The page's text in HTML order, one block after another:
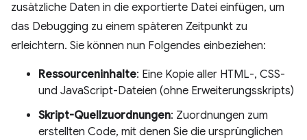
zusätzliche Daten in die exportierte Datei einfügen, um
das Debugging zu einem späteren Zeitpunkt zu
erleichtern. Sie können nun Folgendes einbeziehen:
Ressourceninhalte: Eine Kopie aller HTML-, CSS-
und JavaScript-Dateien (ohne Erweiterungsskripts)
Skript-Quellzuordnungen: Zuordnungen zum
erstellten Code, mit denen Sie die ursprünglichen